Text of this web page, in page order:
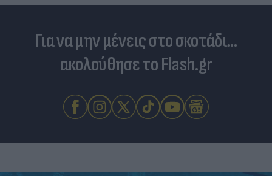
Για να μην μένεις στο σκοτάδι...
ακολούθησε το Flash.gr